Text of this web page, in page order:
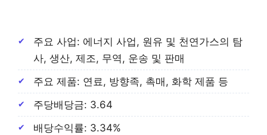
주요 사업: 에너지 사업, 원유 및 천연가스의 탐
사, 생산, 제조, 무역, 운송 및 판매
주요 제품: 연료, 방향족, 촉매, 화학 제품 등
주당배당금: 3.64
배당수익률: 3.34%